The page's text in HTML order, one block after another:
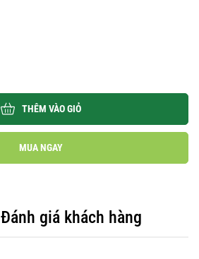
THÊM VÀO GIỎ
MUA NGAY
Đánh giá khách hàng